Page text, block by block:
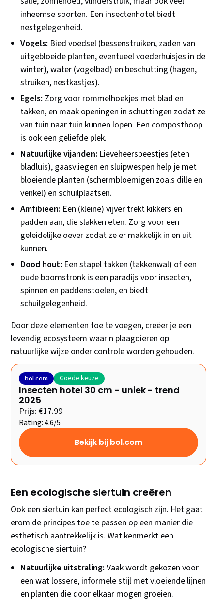
inheemse soorten. Een insectenhotel biedt
nestgelegenheid.
Vogels: Bied voedsel (bessenstruiken, zaden van
uitgebloeide planten, eventueel voederhuisjes in de
winter), water (vogelbad) en beschutting (hagen,
struiken, nestkastjes).
Egels: Zorg voor rommelhoekjes met blad en
takken, en maak openingen in schuttingen zodat ze
van tuin naar tuin kunnen lopen. Een composthoop
is ook een geliefde plek.
Natuurlijke vijanden: Lieveheersbeestjes (eten
bladluis), gaasvliegen en sluipwespen help je met
bloeiende planten (schermbloemigen zoals dille en
venkel) en schuilplaatsen.
Amfibieën: Een (kleine) vijver trekt kikkers en
padden aan, die slakken eten. Zorg voor een
geleidelijke oever zodat ze er makkelijk in en uit
kunnen.
Dood hout: Een stapel takken (takkenwal) of een
oude boomstronk is een paradijs voor insecten,
spinnen en paddenstoelen, en biedt
schuilgelegenheid.
Door deze elementen toe te voegen, creëer je een
levendig ecosysteem waarin plaagdieren op
natuurlijke wijze onder controle worden gehouden.
bol.com Goede keuze
Insecten hotel 30 cm - uniek - trend
2025
Prijs: €17.99
Rating: 4.6/5
Bekijk bij bol.com
Een ecologische siertuin creëren
Ook een siertuin kan perfect ecologisch zijn. Het gaat
erom de principes toe te passen op een manier die
esthetisch aantrekkelijk is. Wat kenmerkt een
ecologische siertuin?
Natuurlijke uitstraling: Vaak wordt gekozen voor
een wat lossere, informele stijl met vloeiende lijnen
en planten die door elkaar mogen groeien.